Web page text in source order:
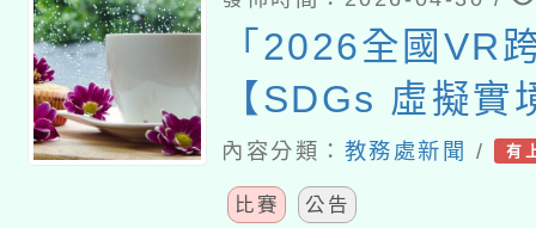
「2026全國VR
【SDGs 虛擬實
內容分類： 教務處新聞 / 有
比賽 公告